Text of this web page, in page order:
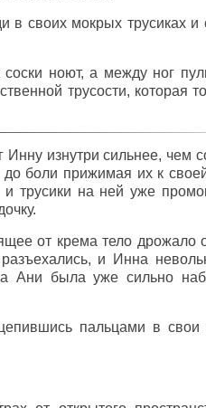
своих мокрых трусиках и
ноют, а между ног
трусости, которая
изнутри сильнее, чем
боли прижимая их к
трусики на ней уже
от крема тело дрожало
и Инна
Ани была уже сильно
пальцами в свои